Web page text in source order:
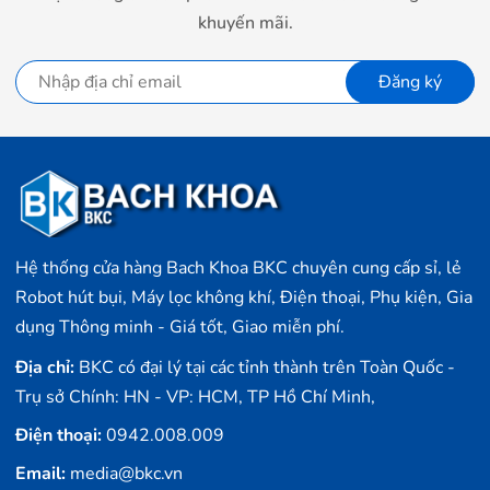
đạt được là 65 - 20.000Hz, JBL Charge 3 sẽ đem lại cho
người dùng những trải nghiệm âm nhạc cực đỉnh.
Theo trải nghiệm thực tế thì loa cho ra chất lượng âm
thanh rất tốt. Ba dải Bass – Treble – Mid được phân tách
rõ ràng, không dải nào dính với dải nào. Âm bass đập
khuyến mãi.
Đăng ký
Hệ thống cửa hàng Bach Khoa BKC chuyên cung cấp sỉ, lẻ
Robot hút bụi, Máy lọc không khí, Điện thoại, Phụ kiện, Gia
dụng Thông minh - Giá tốt, Giao miễn phí.
Địa chỉ: BKC có đại lý tại các tỉnh thành trên Toàn Quốc -
Trụ sở Chính: HN - VP: HCM, TP Hồ Chí Minh,
Điện thoại:0942.008.009
Email: media@bkc.vn